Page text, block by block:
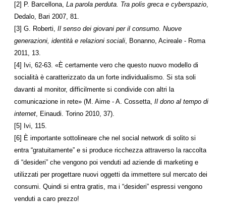
[2] P. Barcellona, La parola perduta. Tra polis greca e cyberspazio,
Dedalo, Bari 2007, 81.
[3] G. Roberti, Il senso dei giovani per il consumo. Nuove
generazioni, identità e relazioni sociali, Bonanno, Acireale - Roma
2011, 13.
[4] Ivi, 62-63. «È certamente vero che questo nuovo modello di
socialità è caratterizzato da un forte individualismo. Si sta soli
davanti al monitor, difficilmente si condivide con altri la
comunicazione in rete» (M. Aime - A. Cossetta, Il dono al tempo di
internet, Einaudi. Torino 2010, 37).
[5] Ivi, 115.
[6] È importante sottolineare che nel social network di solito si
entra “gratuitamente” e si produce ricchezza attraverso la raccolta
di “desideri” che vengono poi venduti ad aziende di marketing e
utilizzati per progettare nuovi oggetti da immettere sul mercato dei
consumi. Quindi si entra gratis, ma i “desideri” espressi vengono
venduti a caro prezzo!